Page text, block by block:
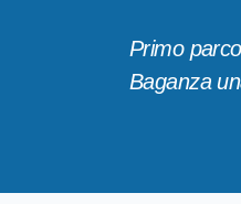
Primo
Baganza